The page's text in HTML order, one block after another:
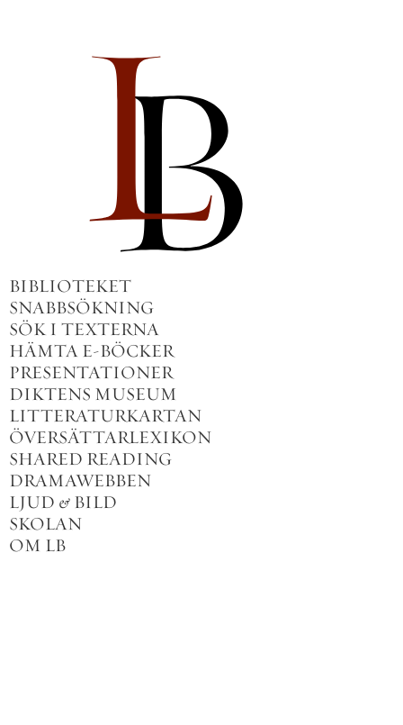
BIBLIOTEKET
SNABBSÖKNING
SÖK I TEXTERNA
HÄMTA E-BÖCKER
PRESENTATIONER
DIKTENS MUSEUM
LITTERATURKARTAN
ÖVERSÄTTARLEXIKON
SHARED READING
DRAMAWEBBEN
LJUD & BILD
SKOLAN
OM LB